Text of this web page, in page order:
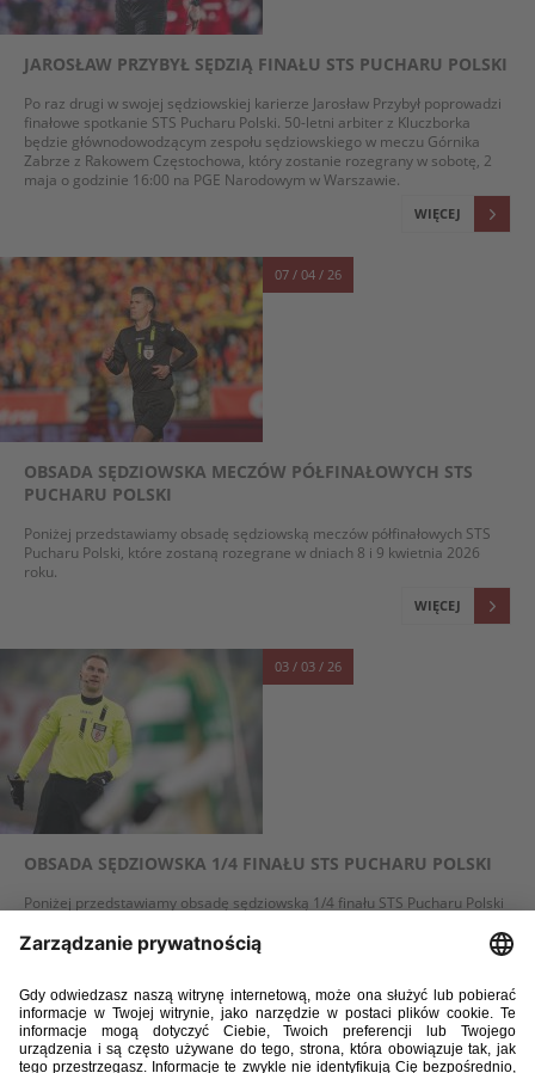
JAROSŁAW PRZYBYŁ SĘDZIĄ FINAŁU STS PUCHARU POLSKI
Po raz drugi w swojej sędziowskiej karierze Jarosław Przybył poprowadzi
finałowe spotkanie STS Pucharu Polski. 50-letni arbiter z Kluczborka
będzie głównodowodzącym zespołu sędziowskiego w meczu Górnika
Zabrze z Rakowem Częstochowa, który zostanie rozegrany w sobotę, 2
maja o godzinie 16:00 na PGE Narodowym w Warszawie.
WIĘCEJ
07 / 04 / 26
OBSADA SĘDZIOWSKA MECZÓW PÓŁFINAŁOWYCH STS
PUCHARU POLSKI
Poniżej przedstawiamy obsadę sędziowską meczów półfinałowych STS
Pucharu Polski, które zostaną rozegrane w dniach 8 i 9 kwietnia 2026
roku.
WIĘCEJ
03 / 03 / 26
OBSADA SĘDZIOWSKA 1/4 FINAŁU STS PUCHARU POLSKI
Poniżej przedstawiamy obsadę sędziowską 1/4 finału STS Pucharu Polski
01 / 12 / 25